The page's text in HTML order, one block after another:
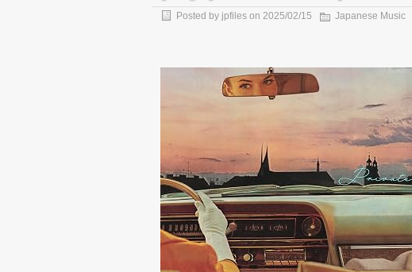
Posted by jpfiles on 2025/02/15 Japanese Music